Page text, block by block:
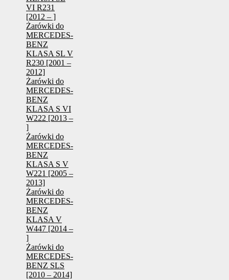
VI R231
[2012 – ]
Żarówki do
MERCEDES-
BENZ
KLASA SL V
R230 [2001 –
2012]
Żarówki do
MERCEDES-
BENZ
KLASA S VI
W222 [2013 –
]
Żarówki do
MERCEDES-
BENZ
KLASA S V
W221 [2005 –
2013]
Żarówki do
MERCEDES-
BENZ
KLASA V
W447 [2014 –
]
Żarówki do
MERCEDES-
BENZ SLS
[2010 – 2014]